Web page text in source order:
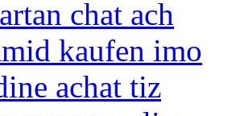
chat ach
kaufen imo
achat tiz